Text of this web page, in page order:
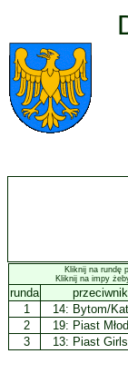
Kliknij na rundę
Kliknij na impy
runda przeciwnik
1
14: Bytom/
2
19: Piast
3
13: Piast Girls